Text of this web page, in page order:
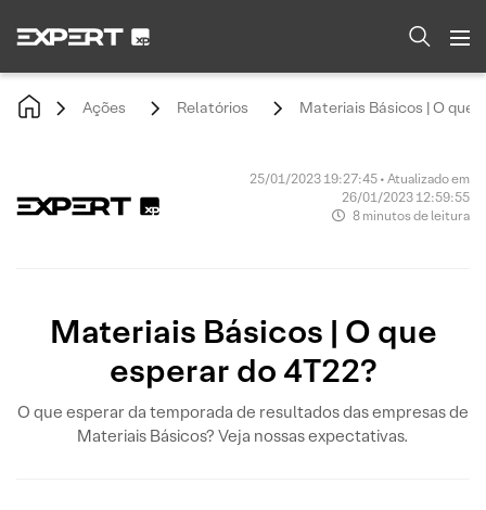
Ações Relatórios Materiais Básicos | O que
25/01/2023 19:27:45 • Atualizado em
26/01/2023 12:59:55
8 minutos de leitura
Materiais Básicos | O que
esperar do 4T22?
O que esperar da temporada de resultados das empresas de
Materiais Básicos? Veja nossas expectativas.